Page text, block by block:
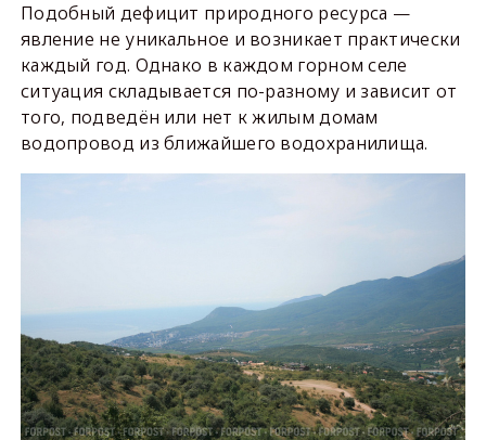
Подобный дефицит природного ресурса —
явление не уникальное и возникает практически
каждый год. Однако в каждом горном селе
ситуация складывается по-разному и зависит от
того, подведён или нет к жилым домам
водопровод из ближайшего водохранилища.